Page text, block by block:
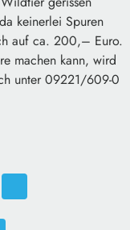
keinerlei Spuren
auf ca. 200,– Euro.
machen kann, wird
unter 09221/609-0